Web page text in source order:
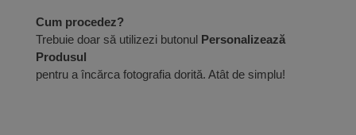
Cum procedez?
Trebuie doar să utilizezi butonul Personalizează
Produsul
pentru a încărca fotografia dorită. Atât de simplu!